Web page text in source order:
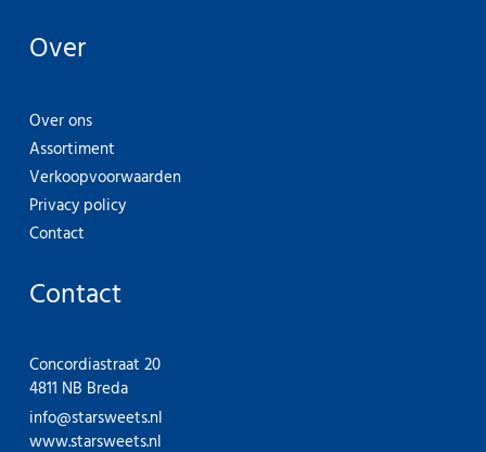
Over
Over ons
Assortiment
Verkoopvoorwaarden
Privacy policy
Contact
Contact
Concordiastraat 20
4811 NB Breda
info@starsweets.nl
www.starsweets.nl